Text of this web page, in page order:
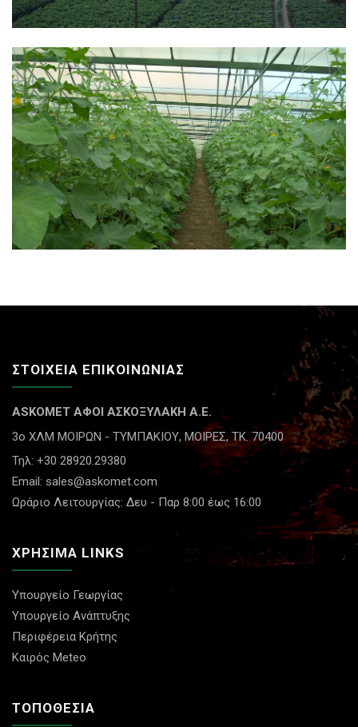
ΣΤΟΙΧΕΙΑ ΕΠΙΚΟΙΝΩΝΙΑΣ
ASKOMET ΑΦΟΙ ΑΣΚΟΞΥΛΑΚΗ A.E.
3ο ΧΛΜ ΜΟΙΡΩΝ - ΤΥΜΠΑΚΙΟΥ, ΜΟΙΡΕΣ, ΤΚ. 70400
Τηλ: +30 28920.29380
Email: sales@askomet.com
Ωράριο Λειτουργίας: Δευ - Παρ 8:00 έως 16:00
ΧΡΗΣΙΜΑ LINKS
Υπουργείο Γεωργίας
Υπουργείο Ανάπτυξης
Περιφέρεια Κρήτης
Καιρός Meteo
ΤΟΠΟΘΕΣΙΑ